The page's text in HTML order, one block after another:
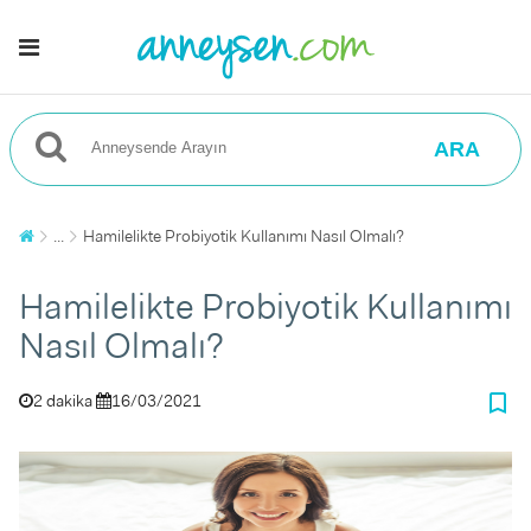
ARA
... Hamilelikte Probiyotik Kullanımı Nasıl Olmalı?
Hamilelikte Probiyotik Kullanımı
Nasıl Olmalı?
2 dakika 16/03/2021 bookmark_border